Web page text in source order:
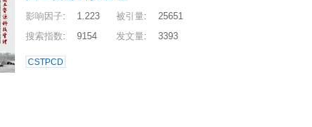
影响因子: 1.223 被引量:
25651
搜索指数: 9154 发文量: 3393
CSTPCD